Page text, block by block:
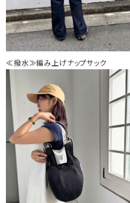
≪撥水≫編み上げナップサック